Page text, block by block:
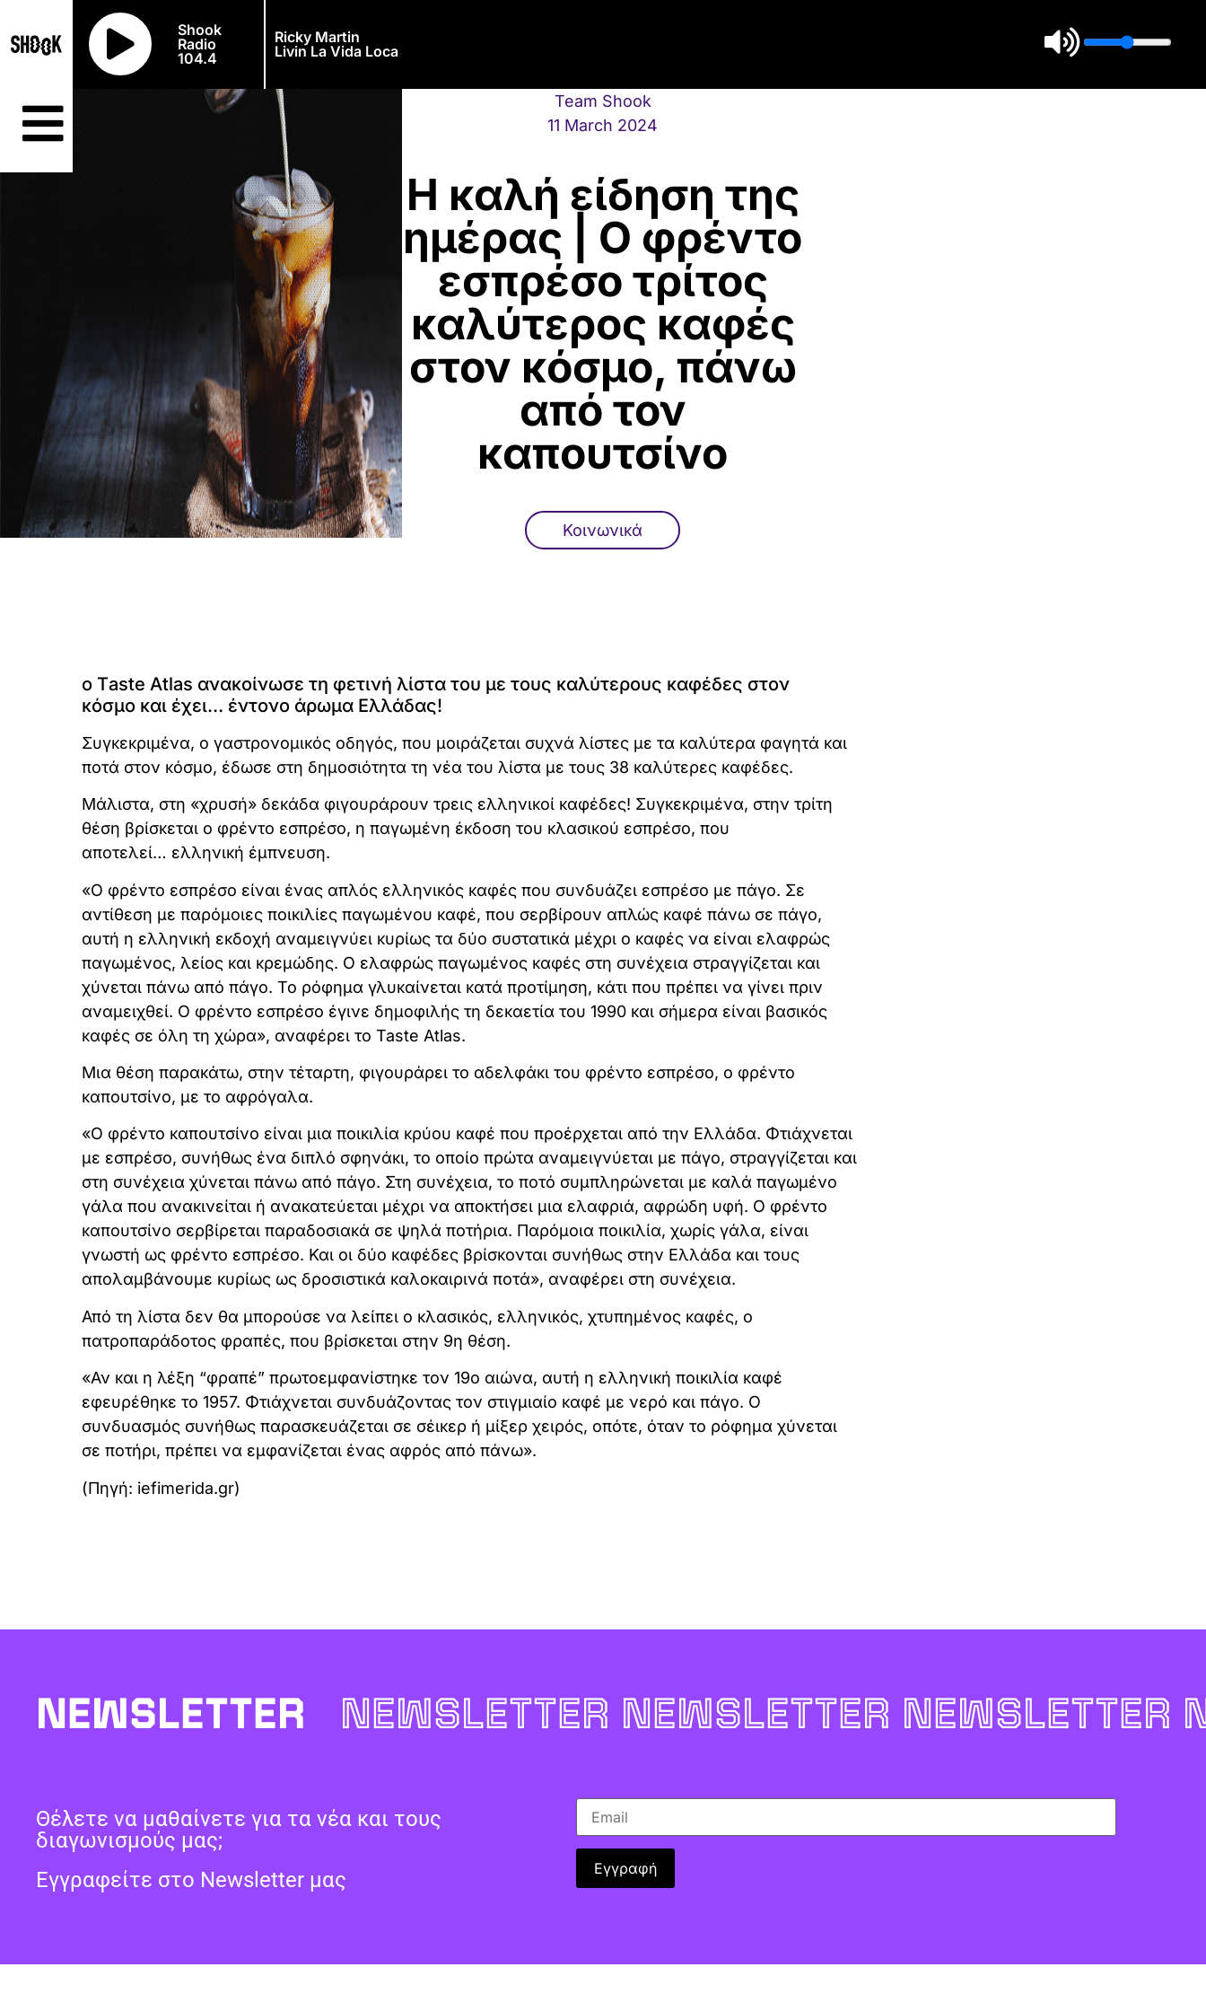
Shook
Radio
104.4
Ricky Martin
Livin La Vida Loca
Team Shook
11 March 2024
Η καλή είδηση της
ημέρας | Ο φρέντο
εσπρέσο τρίτος
καλύτερος καφές
στον κόσμο, πάνω
από τον
καπουτσίνο
Κοινωνικά
ο Τaste Atlas ανακοίνωσε τη φετινή λίστα του με τους καλύτερους καφέδες στον
κόσμο και έχει… έντονο άρωμα Ελλάδας!
Συγκεκριμένα, ο γαστρονομικός οδηγός, που μοιράζεται συχνά λίστες με τα καλύτερα φαγητά και
ποτά στον κόσμο, έδωσε στη δημοσιότητα τη νέα του λίστα με τους 38 καλύτερες καφέδες.
Μάλιστα, στη «χρυσή» δεκάδα φιγουράρουν τρεις ελληνικοί καφέδες! Συγκεκριμένα, στην τρίτη
θέση βρίσκεται ο φρέντο εσπρέσο, η παγωμένη έκδοση του κλασικού εσπρέσο, που
αποτελεί… ελληνική έμπνευση.
«Ο φρέντο εσπρέσο είναι ένας απλός ελληνικός καφές που συνδυάζει εσπρέσο με πάγο. Σε
αντίθεση με παρόμοιες ποικιλίες παγωμένου καφέ, που σερβίρουν απλώς καφέ πάνω σε πάγο,
αυτή η ελληνική εκδοχή αναμειγνύει κυρίως τα δύο συστατικά μέχρι ο καφές να είναι ελαφρώς
παγωμένος, λείος και κρεμώδης. Ο ελαφρώς παγωμένος καφές στη συνέχεια στραγγίζεται και
χύνεται πάνω από πάγο. Το ρόφημα γλυκαίνεται κατά προτίμηση, κάτι που πρέπει να γίνει πριν
αναμειχθεί. Ο φρέντο εσπρέσο έγινε δημοφιλής τη δεκαετία του 1990 και σήμερα είναι βασικός
καφές σε όλη τη χώρα», αναφέρει το Taste Atlas.
Μια θέση παρακάτω, στην τέταρτη, φιγουράρει το αδελφάκι του φρέντο εσπρέσο, ο φρέντο
καπουτσίνο, με το αφρόγαλα.
«Ο φρέντο καπουτσίνο είναι μια ποικιλία κρύου καφέ που προέρχεται από την Ελλάδα. Φτιάχνεται
με εσπρέσο, συνήθως ένα διπλό σφηνάκι, το οποίο πρώτα αναμειγνύεται με πάγο, στραγγίζεται και
στη συνέχεια χύνεται πάνω από πάγο. Στη συνέχεια, το ποτό συμπληρώνεται με καλά παγωμένο
γάλα που ανακινείται ή ανακατεύεται μέχρι να αποκτήσει μια ελαφριά, αφρώδη υφή. Ο φρέντο
καπουτσίνο σερβίρεται παραδοσιακά σε ψηλά ποτήρια. Παρόμοια ποικιλία, χωρίς γάλα, είναι
γνωστή ως φρέντο εσπρέσο. Και οι δύο καφέδες βρίσκονται συνήθως στην Ελλάδα και τους
απολαμβάνουμε κυρίως ως δροσιστικά καλοκαιρινά ποτά», αναφέρει στη συνέχεια.
Από τη λίστα δεν θα μπορούσε να λείπει ο κλασικός, ελληνικός, χτυπημένος καφές, ο
πατροπαράδοτος φραπές, που βρίσκεται στην 9η θέση.
«Αν και η λέξη “φραπέ” πρωτοεμφανίστηκε τον 19ο αιώνα, αυτή η ελληνική ποικιλία καφέ
εφευρέθηκε το 1957. Φτιάχνεται συνδυάζοντας τον στιγμιαίο καφέ με νερό και πάγο. Ο
συνδυασμός συνήθως παρασκευάζεται σε σέικερ ή μίξερ χειρός, οπότε, όταν το ρόφημα χύνεται
σε ποτήρι, πρέπει να εμφανίζεται ένας αφρός από πάνω».
(Πηγή: iefimerida.gr)
NEWSLETTER NEWSLETTER NEWSLETTER NEWSLETTER
Θέλετε να μαθαίνετε για τα νέα και τους
διαγωνισμούς μας;
Εγγραφείτε στο Newsletter μας